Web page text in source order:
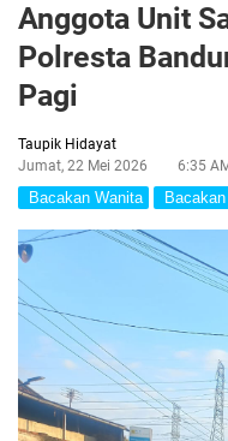
Anggota Unit
Polresta
Pagi
Taupik Hidayat
Jumat, 22 Mei 2026
6:35
Bacakan Wanita